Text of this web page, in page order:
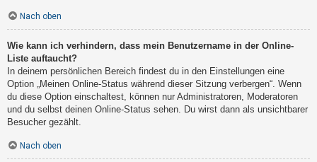
Nach oben
Wie kann ich verhindern, dass mein Benutzername in der Online-
Liste auftaucht?
In deinem persönlichen Bereich findest du in den Einstellungen eine
Option „Meinen Online-Status während dieser Sitzung verbergen“. Wenn
du diese Option einschaltest, können nur Administratoren, Moderatoren
und du selbst deinen Online-Status sehen. Du wirst dann als unsichtbarer
Besucher gezählt.
Nach oben